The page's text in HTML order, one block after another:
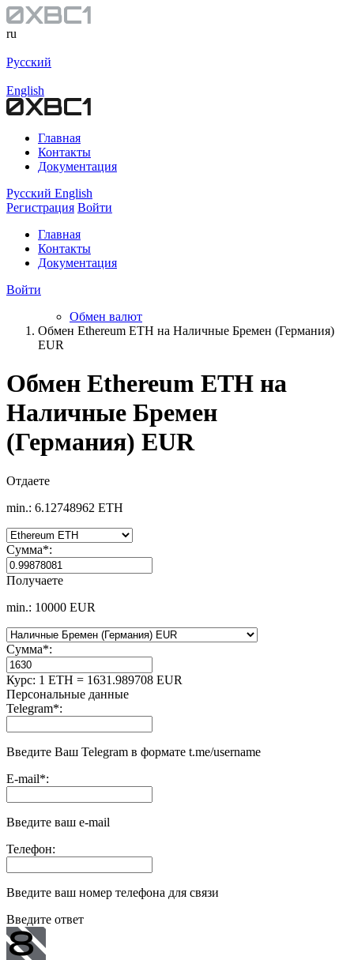
ru
Русский
English
Главная
Контакты
Документация
Русский English
Регистрация Войти
Главная
Контакты
Документация
Войти
Обмен валют
Обмен Ethereum ETH на Наличные Бремен (Германия)
EUR
Обмен Ethereum ETH на
Наличные Бремен
(Германия) EUR
Отдаете
min.: 6.12748962 ETH
Сумма*:
Получаете
min.: 10000 EUR
Сумма*:
Курс: 1 ETH = 1631.989708 EUR
Персональные данные
Telegram*:
Введите Ваш Telegram в формате t.me/username
E-mail*:
Введите ваш e-mail
Телефон:
Введите ваш номер телефона для связи
Введите ответ